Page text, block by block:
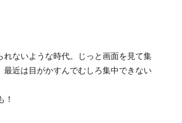
ないような時代。じっと画面を見て集
近は目がかすんでむしろ集中できない
！